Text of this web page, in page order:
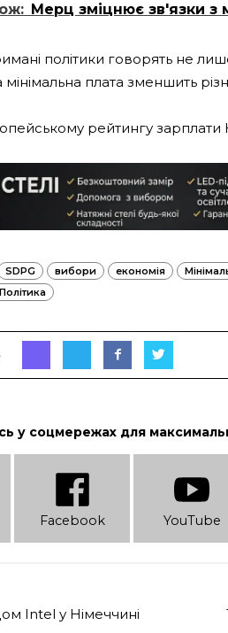
Мерц зміцнює зв'язки з
політики говорять не
мінімальна плата зменшить
рейтингу зарплати
SDPG вибори економія
Політика
у соцмережах для
Facebook YouTube
Intel у Німеччині